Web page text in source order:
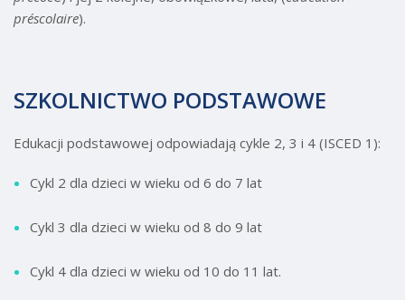
préscolaire).
SZKOLNICTWO PODSTAWOWE
Edukacji podstawowej odpowiadają cykle 2, 3 i 4 (ISCED 1):
Cykl 2 dla dzieci w wieku od 6 do 7 lat
Cykl 3 dla dzieci w wieku od 8 do 9 lat
Cykl 4 dla dzieci w wieku od 10 do 11 lat.